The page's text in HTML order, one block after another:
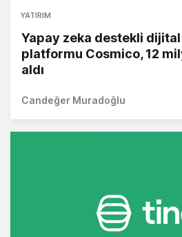
YATIRIM
Yapay zeka destekli
platformu Cosmico, 12
aldı
Candeğer Muradoğlu